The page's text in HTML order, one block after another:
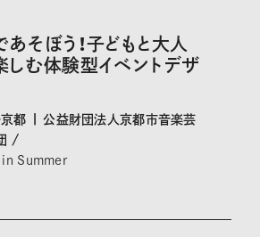
そぼう！子どもと大人
しむ体験型イベントデザ
京都 | 公益財団法人京都市音楽芸
/
in Summer